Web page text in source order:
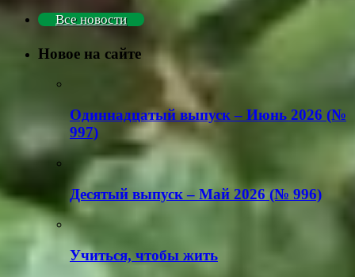
Все новости
Новое на сайте
Одиннадцатый выпуск – Июнь 2026 (№
997)
Деcятый выпуск – Май 2026 (№ 996)
Учиться, чтобы жить